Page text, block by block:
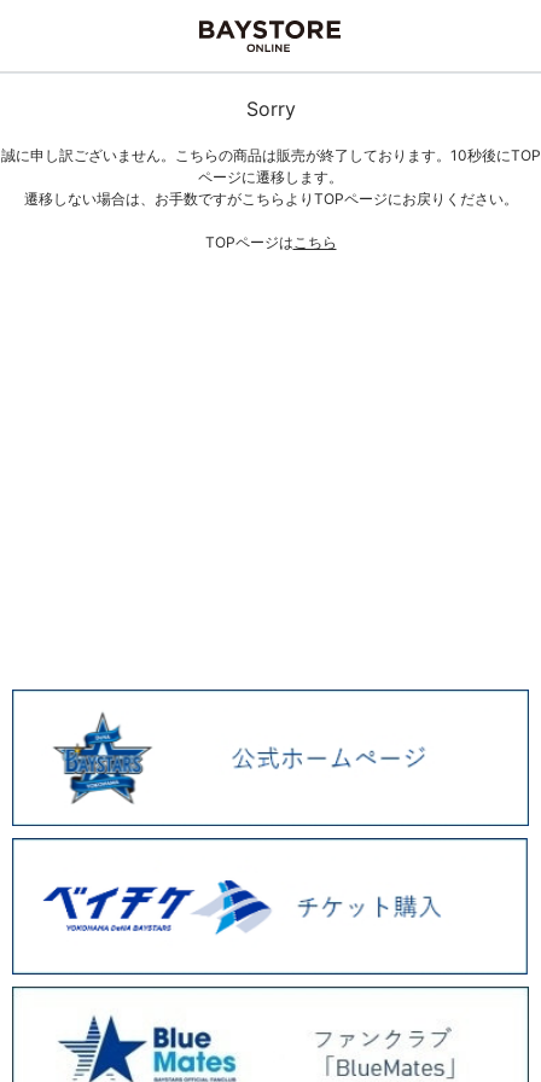
Sorry
誠に申し訳ございません。こちらの商品は販売が終了しております。10秒後にTOP
ページに遷移します。
遷移しない場合は、お手数ですがこちらよりTOPページにお戻りください。
TOPページはこちら